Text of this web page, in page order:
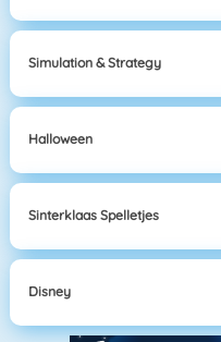
Simulation & Strategy
Halloween
Sinterklaas Spelletjes
Disney